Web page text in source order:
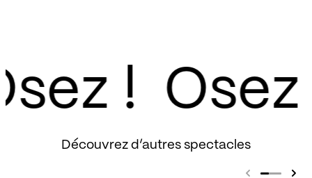
!
Découvrez d’autres spectacles